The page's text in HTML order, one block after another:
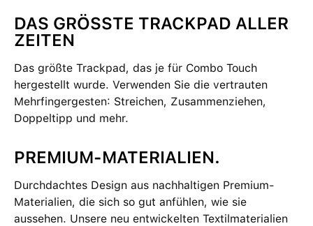
DAS GRÖSSTE TRACKPAD ALLER
ZEITEN
Das größte Trackpad, das je für Combo Touch
hergestellt wurde. Verwenden Sie die vertrauten
Mehrfingergesten: Streichen, Zusammenziehen,
Doppeltipp und mehr.
PREMIUM-MATERIALIEN.
Durchdachtes Design aus nachhaltigen Premium-
Materialien, die sich so gut anfühlen, wie sie
aussehen. Unsere neu entwickelten Textilmaterialien